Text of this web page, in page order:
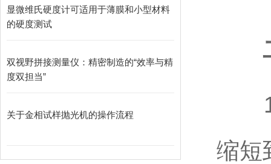
显微维氏硬度计可适用于薄膜和小型材料
的硬度测试
双视野拼接测量仪：精密制造的“效率与精
度双担当”
关于金相试样抛光机的操作流程
二
1
缩短